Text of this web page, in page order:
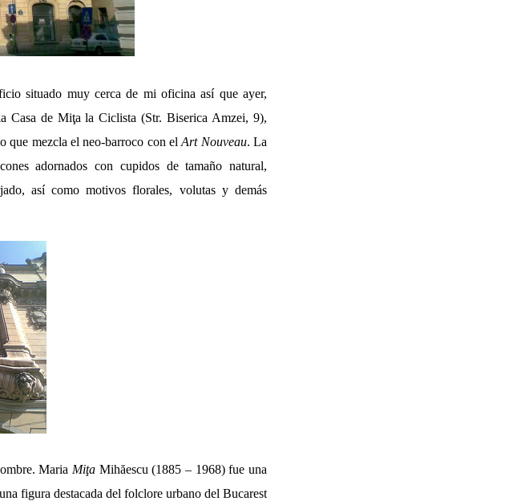
situado muy cerca de mi oficina así que ayer,
Casa de Miţa la Ciclista (Str. Biserica Amzei, 9),
que mezcla el neo-barroco con elArt Nouveau. La
adornados con cupidos de tamaño natural,
así como motivos florales, volutas y demás
Maria Miţa Mihăescu (1885 – 1968) fue una
figura destacada del folclore urbano del Bucarest